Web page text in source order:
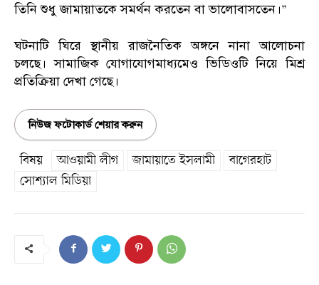
তিনি শুধু জামায়াতকে সমর্থন করতেন বা ভালোবাসতেন।”
ঘটনাটি ঘিরে স্থানীয় রাজনৈতিক অঙ্গনে নানা আলোচনা
চলছে। সামাজিক যোগাযোগমাধ্যমেও ভিডিওটি নিয়ে মিশ্র
প্রতিক্রিয়া দেখা গেছে।
নিউজ ফটোকার্ড শেয়ার করুন
বিষয় আওয়ামী লীগ জামায়াতে ইসলামী
বাগেরহাট
সোশ্যাল মিডিয়া